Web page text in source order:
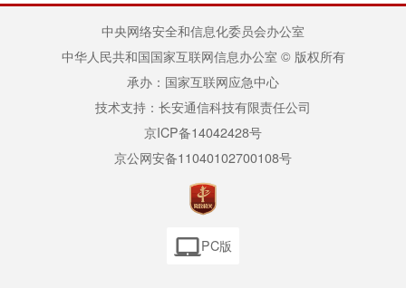
中央网络安全和信息化委员会办公室
中华人民共和国国家互联网信息办公室 © 版权所有
承办：国家互联网应急中心
技术支持：长安通信科技有限责任公司
京ICP备14042428号
京公网安备11040102700108号
PC版